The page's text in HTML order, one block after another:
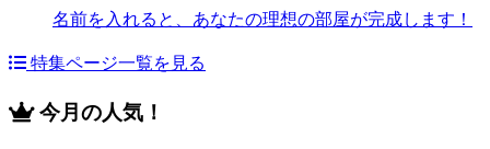
名前を入れると、あなたの理想の部屋が完成します！
特集ページ一覧を見る
今月の人気！